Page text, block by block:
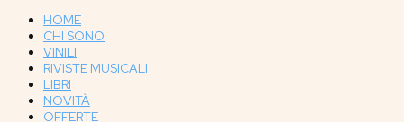
HOME
CHI SONO
VINILI
RIVISTE MUSICALI
LIBRI
NOVITÀ
OFFERTE